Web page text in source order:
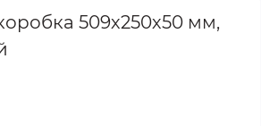
509х250х50 мм,